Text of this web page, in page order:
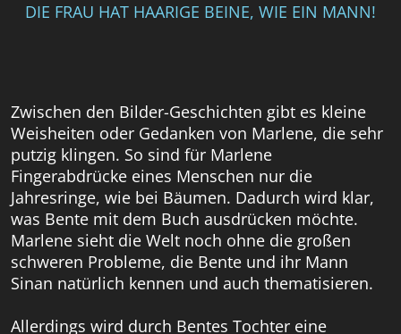
DIE FRAU HAT HAARIGE BEINE, WIE EIN MANN!
Zwischen den Bilder-Geschichten gibt es kleine
Weisheiten oder Gedanken von Marlene, die sehr
putzig klingen. So sind für Marlene
Fingerabdrücke eines Menschen nur die
Jahresringe, wie bei Bäumen. Dadurch wird klar,
was Bente mit dem Buch ausdrücken möchte.
Marlene sieht die Welt noch ohne die großen
schweren Probleme, die Bente und ihr Mann
Sinan natürlich kennen und auch thematisieren.
Allerdings wird durch Bentes Tochter eine